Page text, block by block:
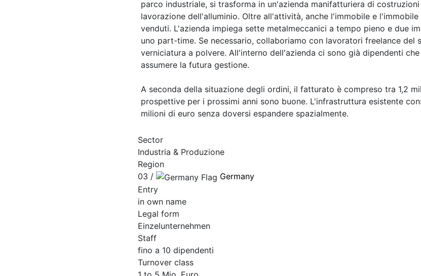
parco industriale, si trasforma in un'azienda manifatturiera di
lavorazione dell'alluminio. Oltre all'attività, anche l'immobile e
venduti. L'azienda impiega sette metalmeccanici a tempo pieno e due
uno part-time. Se necessario, collaboriamo con lavoratori freelance del
verniciatura a polvere. All'interno dell'azienda ci sono già dipendenti
assumere la futura gestione.
A seconda della situazione degli ordini, il fatturato è compreso tra 1,2
prospettive per i prossimi anni sono buone. L'infrastruttura esistente
milioni di euro senza doversi espandere spazialmente.
Sector
Industria & Produzione
Region
03 /
Germany
Entry
in own name
Legal form
Einzelunternehmen
Staff
fino a 10 dipendenti
Turnover class